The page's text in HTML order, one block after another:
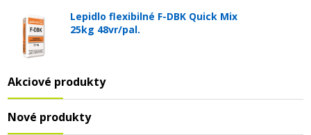
Lepidlo flexibilné F-DBK Quick Mix
25kg 48vr/pal.
Akciové produkty
Nové produkty